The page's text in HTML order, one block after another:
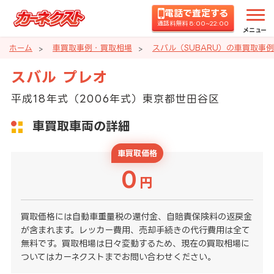
電話で査定する
通話料無料 8:00~22:00
メニュー
ホーム 車買取事例・買取相場 スバル（SUBARU）の車買取事
スバル プレオ
平成18年式（2006年式）東京都世田谷区
車買取車両の詳細
車買取価格
0 円
買取価格には自動車重量税の還付金、自賠責保険料の返戻金
が含まれます。レッカー費用、売却手続きの代行費用は全て
無料です。買取相場は日々変動するため、現在の買取相場に
ついてはカーネクストまでお問い合わせください。